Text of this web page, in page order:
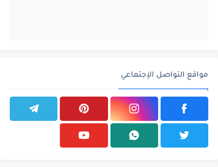
مواقع التواصل الإجتماعي